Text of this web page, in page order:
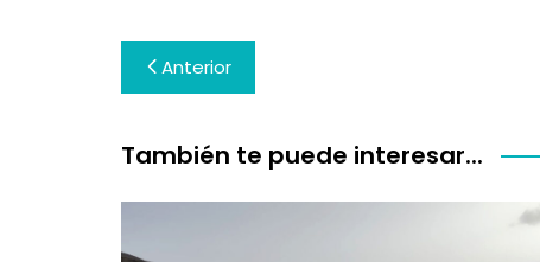
Navegación
de
entradas
Anterior
También te puede interesar...